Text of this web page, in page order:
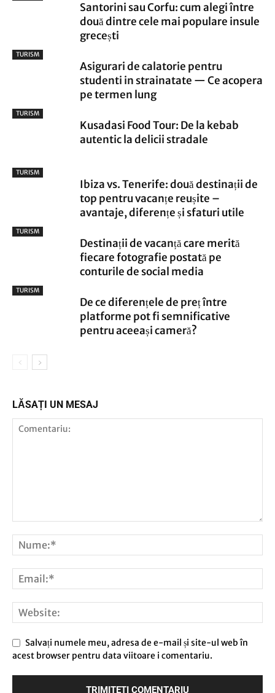
Santorini sau Corfu: cum alegi între
două dintre cele mai populare insule
grecești
TURISM
Asigurari de calatorie pentru
studenti in strainatate — Ce acopera
pe termen lung
TURISM
Kusadasi Food Tour: De la kebab
autentic la delicii stradale
TURISM
Ibiza vs. Tenerife: două destinații de
top pentru vacanțe reușite –
avantaje, diferențe și sfaturi utile
TURISM
Destinații de vacanță care merită
fiecare fotografie postată pe
conturile de social media
TURISM
De ce diferențele de preț între
platforme pot fi semnificative
pentru aceeași cameră?
LĂSAȚI UN MESAJ
Salvați numele meu, adresa de e-mail și site-ul web în
acest browser pentru data viitoare i comentariu.